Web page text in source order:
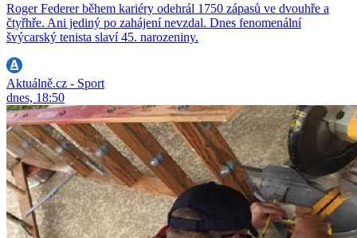
Roger Federer během kariéry odehrál 1750 zápasů ve dvouhře a
čtyřhře. Ani jediný po zahájení nevzdal. Dnes fenomenální
švýcarský tenista slaví 45. narozeniny.
Aktuálně.cz - Sport
dnes, 18:50